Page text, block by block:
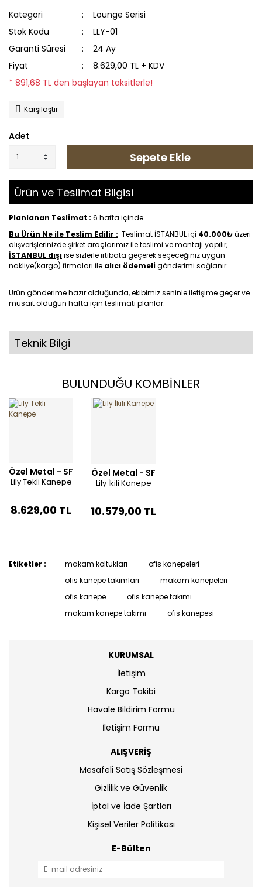
Kategori
Lounge Serisi
Stok Kodu
LLY-01
Garanti Süresi
24 Ay
Fiyat
8.629,00 TL + KDV
* 891,68 TL den başlayan taksitlerle!
Karşılaştır
Adet
Sepete Ekle
Ürün ve Teslimat Bilgisi
Planlanan Teslimat : 6 hafta içinde
Bu Ürün Ne ile Teslim Edilir : Teslimat İSTANBUL içi 40.000₺üzeri
alışverişlerinizde şirket araçlarımız ile teslimi ve montajı yapılır,
İSTANBUL dışıise sizlerle irtibata geçerek seçeceğiniz uygun
nakliye(kargo) firmaları ile alıcı ödemeligönderimi sağlanır.
Ürün gönderime hazır olduğunda, ekibimiz seninle iletişime geçer ve
müsait olduğun hafta için teslimatı planlar.
Teknik Bilgi
BULUNDUĞU KOMBİNLER
Özel Metal - SF
Lily Tekli Kanepe
8.629,00 TL
Özel Metal - SF
Lily İkili Kanepe
10.579,00 TL
Etiketler : makam koltukları
ofis kanepeleri
ofis kanepe takımları
makam kanepeleri
ofis kanepe
ofis kanepe takımı
makam kanepe takımı
ofis kanepesi
KURUMSAL
İletişim
Kargo Takibi
Havale Bildirim Formu
İletişim Formu
ALIŞVERİŞ
Mesafeli Satış Sözleşmesi
Gizlilik ve Güvenlik
İptal ve İade Şartları
Kişisel Veriler Politikası
E-Bülten